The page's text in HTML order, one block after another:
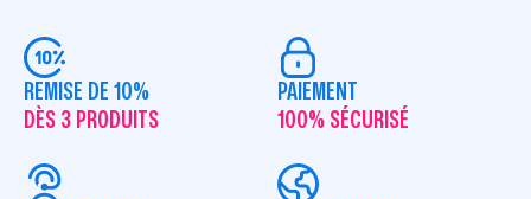
REMISE DE 10%
DÈS 3 PRODUITS
PAIEMENT
100% SÉCURISÉ